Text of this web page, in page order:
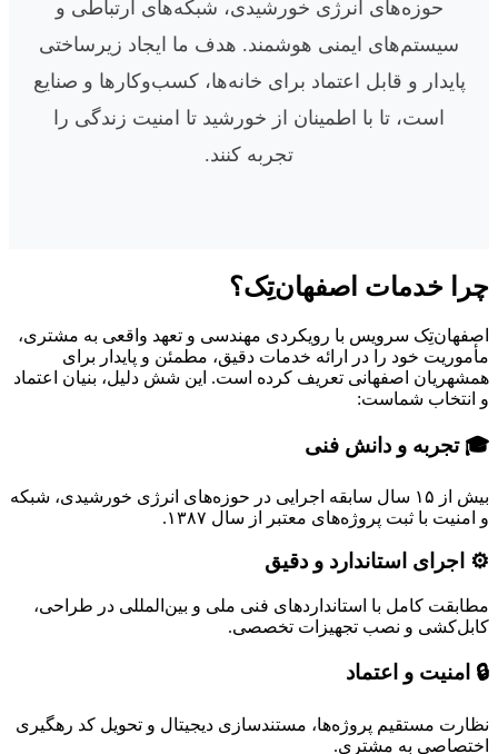
حوزه‌های انرژی خورشیدی، شبکه‌های ارتباطی و
سیستم‌های ایمنی هوشمند. هدف ما ایجاد زیرساختی
پایدار و قابل اعتماد برای خانه‌ها، کسب‌وکارها و صنایع
است، تا با اطمینان از خورشید تا امنیت زندگی را
تجربه کنند.
چرا خدمات اصفهان‌تِک؟
اصفهان‌تِک سرویس با رویکردی مهندسی و تعهد واقعی به مشتری،
مأموریت خود را در
ارائه خدمات دقیق، مطمئن و پایدار برای
همشهریان اصفهانی تعریف کرده است. این شش دلیل، بنیان اعتماد
و انتخاب شماست:
🎓 تجربه و دانش فنی
بیش از ۱۵ سال سابقه اجرایی در حوزه‌های انرژی خورشیدی، شبکه
و امنیت با ثبت پروژه‌های معتبر از سال ۱۳۸۷.
⚙️ اجرای استاندارد و دقیق
مطابقت کامل با استانداردهای فنی ملی و بین‌المللی در طراحی،
کابل‌کشی و نصب تجهیزات تخصصی.
🔒 امنیت و اعتماد
نظارت مستقیم پروژه‌ها، مستندسازی دیجیتال و تحویل کد رهگیری
اختصاصی به مشتری.